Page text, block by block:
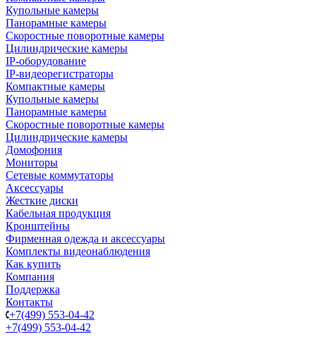
Купольные камеры
Панорамные камеры
Скоростные поворотные камеры
Цилиндрические камеры
IP-оборудование
IP-видеорегистраторы
Компактные камеры
Купольные камеры
Панорамные камеры
Скоростные поворотные камеры
Цилиндрические камеры
Домофония
Мониторы
Сетевые коммутаторы
Аксессуары
Жесткие диски
Кабельная продукция
Кронштейны
Фирменная одежда и аксессуары
Комплекты видеонаблюдения
Как купить
Компания
Поддержка
Контакты
+7(499) 553-04-42
+7(499) 553-04-42